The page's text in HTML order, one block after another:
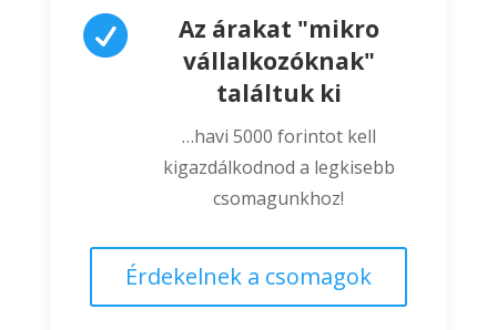

Az árakat "mikro
vállalkozóknak"
találtuk ki
…havi 5000 forintot kell
kigazdálkodnod a legkisebb
csomagunkhoz!
Érdekelnek a csomagok